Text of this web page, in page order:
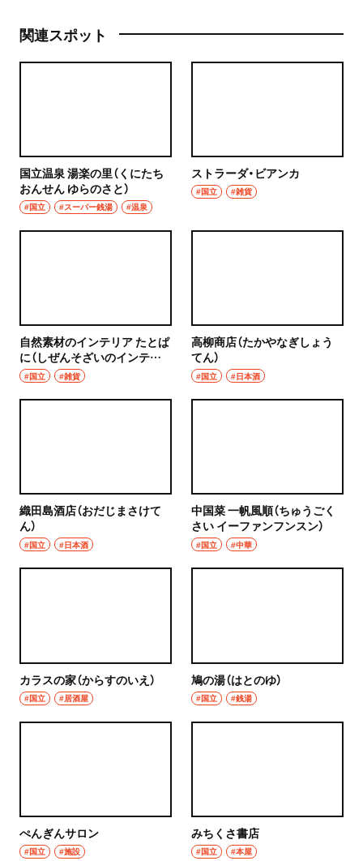
関連スポット
国立温泉 湯楽の里（くにたち
おんせん ゆらのさと）
#国立 #スーパー銭湯 #温泉
ストラーダ・ビアンカ
#国立 #雑貨
自然素材のインテリア たとぱ
に（しぜんそざいのインテリ
ア たとぱに）
#国立 #雑貨
高柳商店（たかやなぎしょう
てん）
#国立 #日本酒
織田島酒店（おだじまさけて
ん）
#国立 #日本酒
中国菜 一帆風順（ちゅうごく
さい イーファンフンスン）
#国立 #中華
カラスの家（からすのいえ）
#国立 #居酒屋
鳩の湯（はとのゆ）
#国立 #銭湯
ぺんぎんサロン
#国立 #施設
みちくさ書店
#国立 #本屋